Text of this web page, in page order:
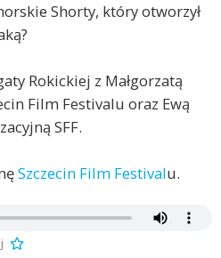
Shorty, który otworzył
Rokickiej z Małgorzatą
Film Festivalu oraz Ewą
SFF.
Szczecin Film Festivalu.